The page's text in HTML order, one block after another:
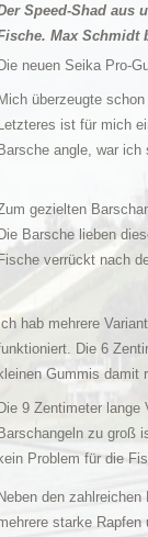
Speed-Shad aus
Max Schmidt
neuen Seika Pro-
überzeugte
ist für mich
angle, war ich
gezielten
Barsche lieben
verrückt nach
hab mehrere
Die 6
Gummis damit
9 Zentimeter
zu groß
Problem für die
den
starke